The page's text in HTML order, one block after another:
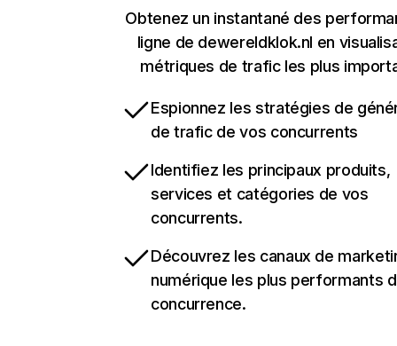
Obtenez un instantané des
ligne de dewereldklok.nl en
métriques de trafic les plus
Espionnez les stratégies de
de trafic de vos concurrents
Identifiez les principaux produits,
services et catégories de vos
concurrents.
Découvrez les canaux de
numérique les plus performants
concurrence.